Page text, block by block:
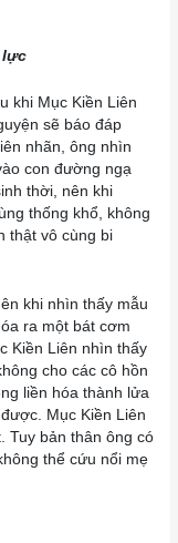
lực
khi Mục Kiền Liên
sẽ báo đáp
nhãn, ông nhìn
con đường ngạ
thời, nên khi
thống khổ, không
thật vô cùng bi
khi nhìn thấy mẫu
ra một bát cơm
Kiền Liên nhìn thấy
cho các cô hồn
liền hóa thành lửa
Mục Kiền Liên
Tuy bản thân ông có
thể cứu nổi mẹ